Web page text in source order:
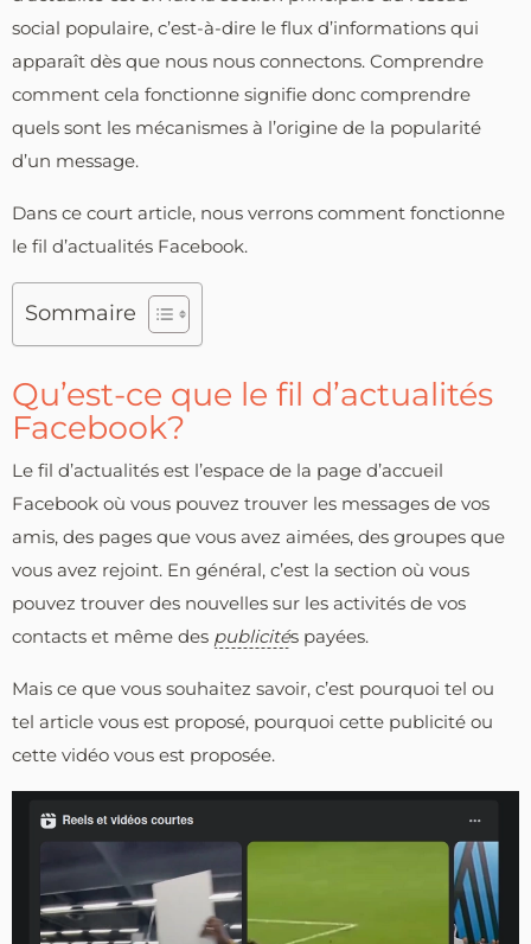
social populaire, c’est-à-dire le flux d’informations qui
apparaît dès que nous nous connectons. Comprendre
comment cela fonctionne signifie donc comprendre
quels sont les mécanismes à l’origine de la popularité
d’un message.
Dans ce court article, nous verrons comment fonctionne
le fil d’actualités Facebook.
Sommaire
Qu’est-ce que le fil d’actualités
Facebook?
Le fil d’actualités est l’espace de la page d’accueil
Facebook où vous pouvez trouver les messages de vos
amis, des pages que vous avez aimées, des groupes que
vous avez rejoint. En général, c’est la section où vous
pouvez trouver des nouvelles sur les activités de vos
contacts et même des publicités payées.
Mais ce que vous souhaitez savoir, c’est pourquoi tel ou
tel article vous est proposé, pourquoi cette publicité ou
cette vidéo vous est proposée.